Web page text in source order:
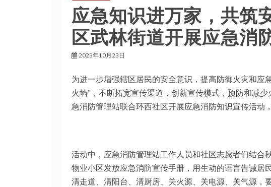
应急知识进万家，共
区武林街道开展应急消
2023年10月23日
为进一步增强辖区居民的安全意识，提高防御火灾和应
火墙”，不断拓宽宣传渠道，创新宣传模式，预防和减
急消防管理站联合环西社区开展应急消防知识宣传活动
活动中，应急消防管理站工作人员和社区志愿者们结合
物业小区发放应急消防宣传手册，用生动的语言告诫居
清走道、清阳台、清厨房、关火源、关电源、关气源，